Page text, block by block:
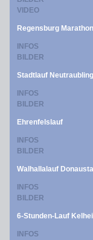
VIDEO
Regensburg Marathon
INFOS
BILDER
Stadtlauf Neutraubling
INFOS
BILDER
Ehrenfelslauf
INFOS
BILDER
Walhallalauf
INFOS
BILDER
6-Stunden-Lauf
INFOS